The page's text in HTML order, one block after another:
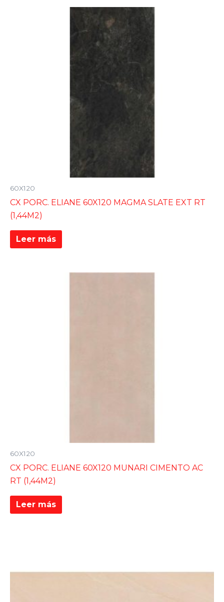
60X120
CX PORC. ELIANE 60X120 MAGMA SLATE EXT RT
(1,44M2)
Leer más
60X120
CX PORC. ELIANE 60X120 MUNARI CIMENTO AC
RT (1,44M2)
Leer más